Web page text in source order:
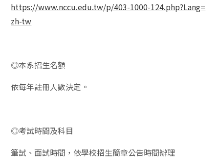
https://www.nccu.edu.tw/p/403-1000-124.php?Lang=
zh-tw
◎本系招生名額
依每年註冊人數決定。
◎考試時間及科目
筆試、面試時間，依學校招生簡章公告時間辦理